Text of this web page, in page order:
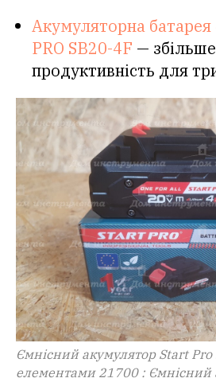
Акумуляторна батарея
PRO SB20-4F —
продуктивність для
Ємнісний акумулятор Start Pro
елементами 21700 : Ємнісний